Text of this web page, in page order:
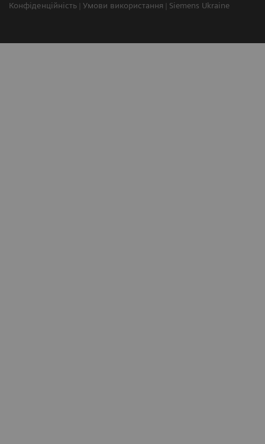
Конфіденційність
Умови використання Siemens Ukraine